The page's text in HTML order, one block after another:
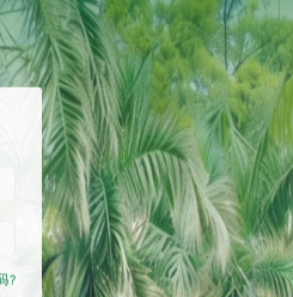
账号登录 扫码登